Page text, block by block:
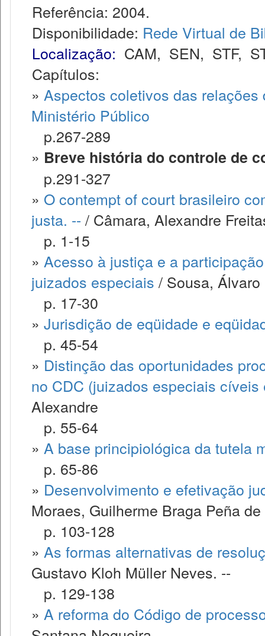
Referência: 2004.
Disponibilidade: Rede Virtual de
Localização: CAM, SEN, STF,
Capítulos:
» Aspectos coletivos das
Ministério Público
p.267-289
» Breve história do controle de
p.291-327
» O contempt of court brasileiro
justa. -- / Câmara, Alexandre
p. 1-15
» Acesso à justiça e a
juizados especiais / Sousa,
p. 17-30
» Jurisdição de eqüidade e
p. 45-54
» Distinção das oportunidades
no CDC (juizados especiais
Alexandre
p. 55-64
» A base principiológica da tutela
p. 65-86
» Desenvolvimento e efetivação
Moraes, Guilherme Braga Peña de
p. 103-128
» As formas alternativas de
Gustavo Kloh Müller Neves. --
p. 129-138
» A reforma do Código de